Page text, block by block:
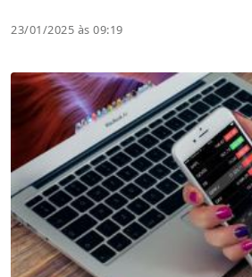
23/01/2025 às 09:19